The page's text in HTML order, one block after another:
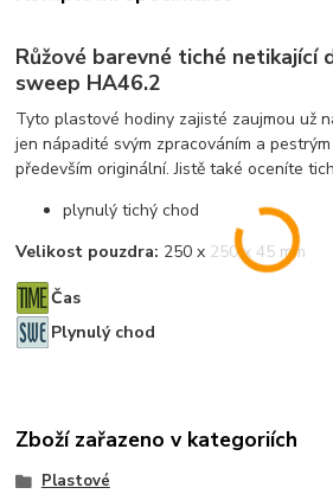
Růžové barevné tiché netikající
sweep HA46.2
Tyto plastové hodiny zajisté zaujmou už
jen nápadité svým zpracováním a
především originální. Jistě také oceníte
plynulý tichý chod
Velikost pouzdra: 250 x 250 x 45 mm
Čas
Plynulý chod
Zboží zařazeno v kategoriích
Plastové